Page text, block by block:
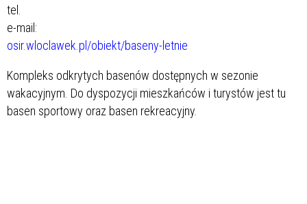
tel.
e-mail:
osir.wloclawek.pl/obiekt/baseny-letnie
Kompleks odkrytych basenów dostępnych w sezonie
wakacyjnym. Do dyspozycji mieszkańców i turystów jest tu
basen sportowy oraz basen rekreacyjny.